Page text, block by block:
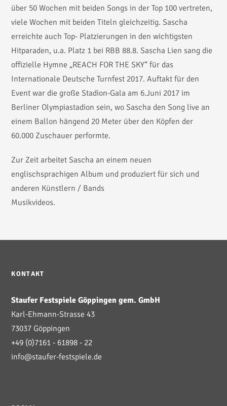
über 50 Wochen mit beiden Songs in der Top 100 vertreten,
viele Wochen mit beiden Titeln gleichzeitig. Sascha
erreichte auch Top- Platzierungen in den wichtigsten
Hitparaden, u.a. Platz 1 bei RBB 88.8. Sascha Lien sang die
offizielle Hymne „REACH FOR THE SKY“ für das
Internationale Deutsche Turnfest 2017. Auftakt für den
Event war die große Stadion-Gala am 6.Juni 2017 im
Berliner Olympiastadion sein, wo Sascha den Song live an
einem Ballon hängend 20 Meter über den Köpfen der
60.000 Zuschauer performte.
Zur Zeit arbeitet Sascha an einem neuen
englischsprachigen Album und produziert für sich und
anderen Künstlern / Bands
Musikvideos.
KONTAKT
Staufer Festspiele Göppingen gem. GmbH
Karl-Ehmann-Strasse 43
73037 Göppingen
+49 (0)7161 - 61898 - 22
info@staufer-festspiele.de